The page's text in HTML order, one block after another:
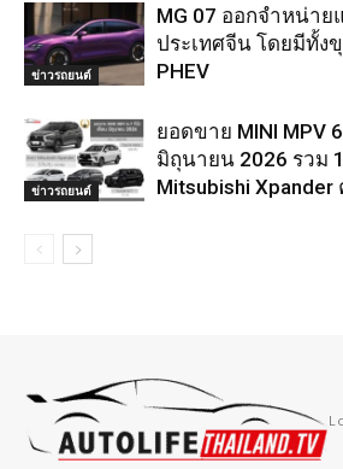
ข่าวรถยนต์
MG 07 ออกจำหน่าย
ประเทศจีน โดยมีทั้ง
PHEV
ข่าวรถยนต์
ยอดขาย MINI MPV
มิถุนายน 2026 รวม
Mitsubishi Xpander